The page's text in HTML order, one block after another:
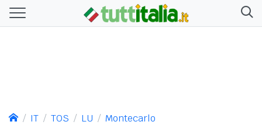
IT TOS LU Montecarlo